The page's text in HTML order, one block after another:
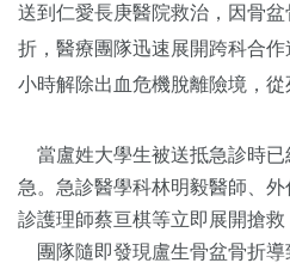
送到仁愛長庚醫院救治，因骨
折，醫療團隊迅速展開跨科合
小時解除出血危機脫離險境，從
當盧姓大學生被送抵急診時已
急。急診醫學科林明毅醫師、
診護理師蔡亘棋等立即展開搶救
團隊隨即發現盧生骨盆骨折導